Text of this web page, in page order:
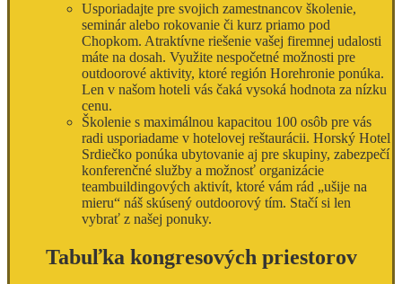
Usporiadajte pre svojich zamestnancov školenie,
seminár alebo rokovanie či kurz priamo pod
Chopkom. Atraktívne riešenie vašej firemnej udalosti
máte na dosah. Využite nespočetné možnosti pre
outdoorové aktivity, ktoré región Horehronie ponúka.
Len v našom hoteli vás čaká vysoká hodnota za nízku
cenu.
Školenie s maximálnou kapacitou 100 osôb pre vás
radi usporiadame v hotelovej reštaurácii. Horský Hotel
Srdiečko ponúka ubytovanie aj pre skupiny, zabezpečí
konferenčné služby a možnosť organizácie
teambuildingových aktivít, ktoré vám rád „ušije na
mieru“ náš skúsený outdoorový tím. Stačí si len
vybrať z našej ponuky.
Tabuľka kongresových priestorov